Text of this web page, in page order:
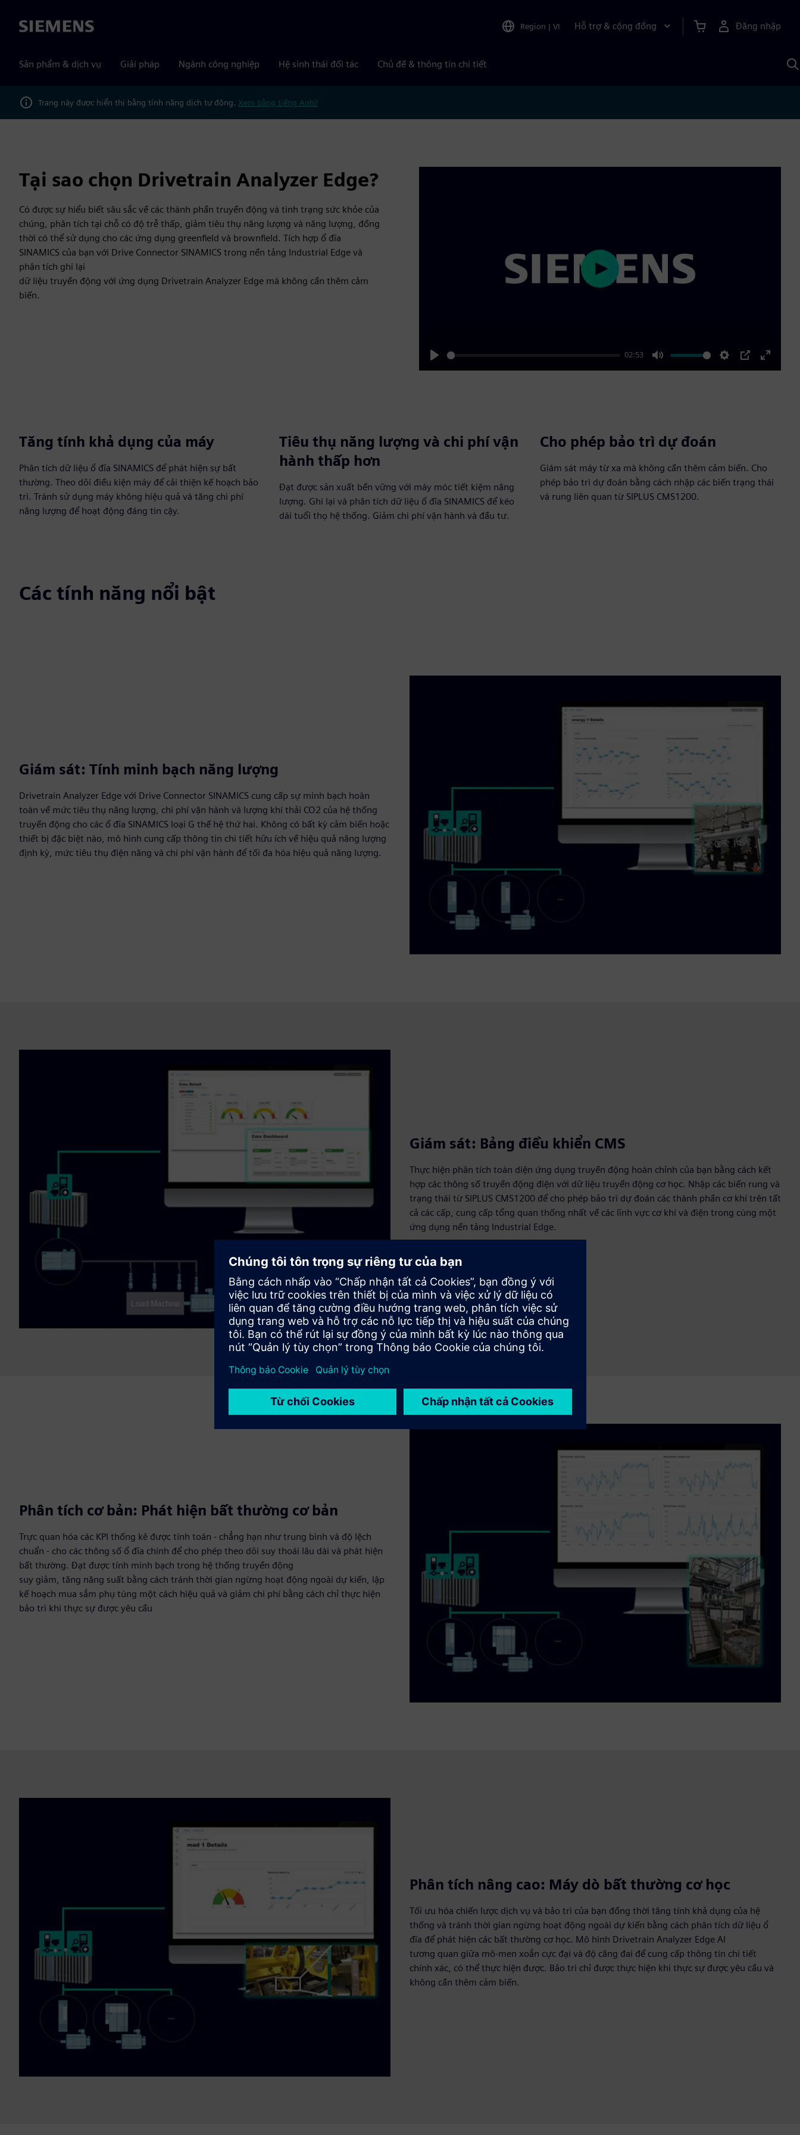
Siemens Region | VI Hỗ trợ & cộng đồng Đăng nhập
Sản phẩm & dịch vụ Giải pháp Ngành công nghiệp Hệ sinh thái đối tác Chủ đề & thông tin chi tiết
Trang này được hiển thị bằng tính năng dịch tự động. Xem bằng tiếng Anh?
Tại sao chọn Drivetrain Analyzer Edge?
Có được sự hiểu biết sâu sắc về các thành phần truyền động và tình trạng sức khỏe của
chúng, phân tích tại chỗ có độ trễ thấp, giảm tiêu thụ năng lượng và năng lượng, đồng
thời có thể sử dụng cho các ứng dụng greenfield và brownfield. Tích hợp ổ đĩa
SINAMICS của bạn với Drive Connector SINAMICS trong nền tảng Industrial Edge và
phân tích ghi lại
dữ liệu truyền động với ứng dụng Drivetrain Analyzer Edge mà không cần thêm cảm
biến.
Play
02:53
Mute Settings
PIP
Enter
Play
Tăng tính khả dụng của máy
Phân tích dữ liệu ổ đĩa SINAMICS để phát hiện sự bất
thường. Theo dõi điều kiện máy để cải thiện kế hoạch bảo
trì. Tránh sử dụng máy không hiệu quả và tăng chi phí
năng lượng để hoạt động đáng tin cậy.
Tiêu thụ năng lượng và chi phí vận
hành thấp hơn
Đạt được sản xuất bền vững với máy móc tiết kiệm năng
lượng. Ghi lại và phân tích dữ liệu ổ đĩa SINAMICS để kéo
dài tuổi thọ hệ thống. Giảm chi phí vận hành và đầu tư.
Cho phép bảo trì dự đoán
Giám sát máy từ xa mà không cần thêm cảm biến. Cho
phép bảo trì dự đoán bằng cách nhập các biến trạng thái
và rung liên quan từ SIPLUS CMS1200.
Các tính năng nổi bật
Giám sát: Tính minh bạch năng lượng
Drivetrain Analyzer Edge với Drive Connector SINAMICS cung cấp sự minh bạch hoàn
toàn về mức tiêu thụ năng lượng, chi phí vận hành và lượng khí thải CO2 của hệ thống
truyền động cho các ổ đĩa SINAMICS loại G thế hệ thứ hai. Không có bất kỳ cảm biến hoặc
thiết bị đặc biệt nào, mô hình cung cấp thông tin chi tiết hữu ích về hiệu quả năng lượng
định kỳ, mức tiêu thụ điện năng và chi phí vận hành để tối đa hóa hiệu quả năng lượng.
Giám sát: Bảng điều khiển CMS
Thực hiện phân tích toàn diện ứng dụng truyền động hoàn chỉnh của bạn bằng cách kết
hợp các thông số truyền động điện với dữ liệu truyền động cơ học. Nhập các biến rung và
trạng thái từ SIPLUS CMS1200 để cho phép bảo trì dự đoán các thành phần cơ khí trên tất
cả các cấp, cung cấp tổng quan thống nhất về các lĩnh vực cơ khí và điện trong cùng một
ứng dụng nền tảng Industrial Edge.
Phân tích cơ bản: Phát hiện bất thường cơ bản
Trực quan hóa các KPI thống kê được tính toán - chẳng hạn như trung bình và độ lệch
chuẩn - cho các thông số ổ đĩa chính để cho phép theo dõi suy thoái lâu dài và phát hiện
bất thường. Đạt được tính minh bạch trong hệ thống truyền động
suy giảm, tăng năng suất bằng cách tránh thời gian ngừng hoạt động ngoài dự kiến, lập
kế hoạch mua sắm phụ tùng một cách hiệu quả và giảm chi phí bằng cách chỉ thực hiện
bảo trì khi thực sự được yêu cầu
Phân tích nâng cao: Máy dò bất thường cơ học
Tối ưu hóa chiến lược dịch vụ và bảo trì của bạn đồng thời tăng tính khả dụng của hệ
thống và tránh thời gian ngừng hoạt động ngoài dự kiến bằng cách phân tích dữ liệu ổ
đĩa để phát hiện các bất thường cơ học. Mô hình Drivetrain Analyzer Edge AI
tương quan giữa mô-men xoắn cực đại và độ căng đai để cung cấp thông tin chi tiết
chính xác, có thể thực hiện được. Bảo trì chỉ được thực hiện khi thực sự được yêu cầu và
không cần thêm cảm biến.